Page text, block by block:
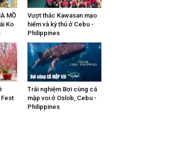
MỒ
Ko
Vượt thác Kawasan mạo
hiểm và kỳ thú ở Cebu -
Philippines
Trải nghiệm Bơi cùng cá
mập voi ở Oslob, Cebu -
Philippines